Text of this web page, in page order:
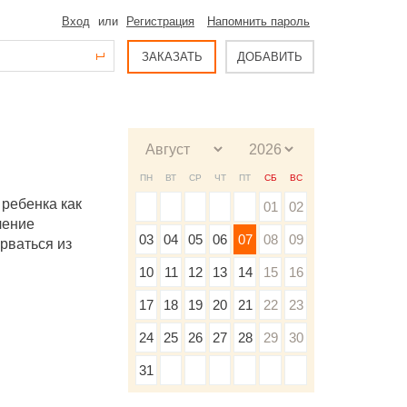
Вход или Регистрация Напомнить пароль
ЗАКАЗАТЬ ДОБАВИТЬ
как
из
ПН ВТ СР ЧТ ПТ СБ ВС
01 02
03 04 05 06 07 08 09
10 11 12 13 14 15 16
17 18 19 20 21 22 23
24 25 26 27 28 29 30
31